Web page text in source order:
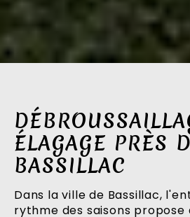
ÉLAGAGE PRÈS
BASSILLAC
Dans la ville de Bassillac,
rythme des saisons propose